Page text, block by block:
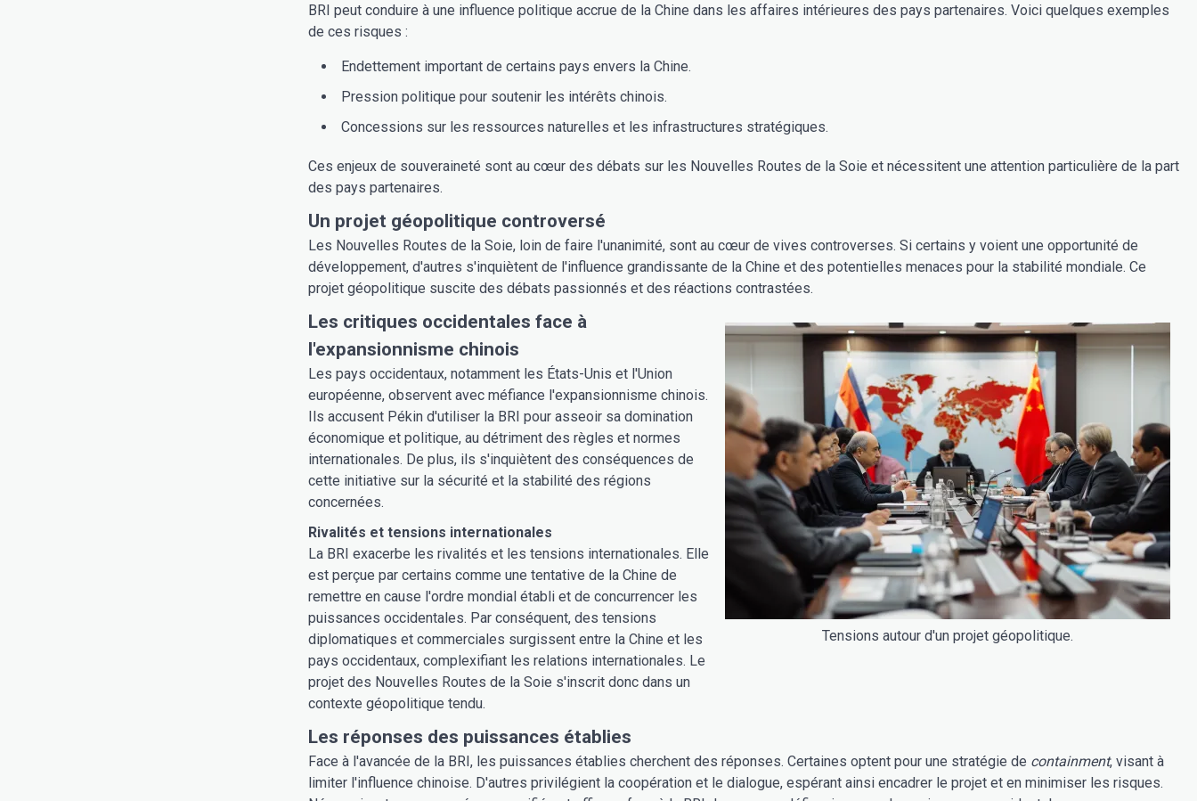
BRI peut conduire à une influence politique accrue de la Chine dans les affaires intérieures des pays partenaires. Voici quelques exemples
de ces risques :
Endettement important de certains pays envers la Chine.
Pression politique pour soutenir les intérêts chinois.
Concessions sur les ressources naturelles et les infrastructures stratégiques.
Ces enjeux de souveraineté sont au cœur des débats sur les Nouvelles Routes de la Soie et nécessitent une attention particulière de la part
des pays partenaires.
Un projet géopolitique controversé
Les Nouvelles Routes de la Soie, loin de faire l'unanimité, sont au cœur de vives controverses. Si certains y voient une opportunité de
développement, d'autres s'inquiètent de l'influence grandissante de la Chine et des potentielles menaces pour la stabilité mondiale. Ce
projet géopolitique suscite des débats passionnés et des réactions contrastées.
Tensions autour d'un projet géopolitique.
Les critiques occidentales face à
l'expansionnisme chinois
Les pays occidentaux, notamment les États-Unis et l'Union
européenne, observent avec méfiance l'expansionnisme chinois.
Ils accusent Pékin d'utiliser la BRI pour asseoir sa domination
économique et politique, au détriment des règles et normes
internationales. De plus, ils s'inquiètent des conséquences de
cette initiative sur la sécurité et la stabilité des régions
concernées.
Rivalités et tensions internationales
La BRI exacerbe les rivalités et les tensions internationales. Elle
est perçue par certains comme une tentative de la Chine de
remettre en cause l'ordre mondial établi et de concurrencer les
puissances occidentales. Par conséquent, des tensions
diplomatiques et commerciales surgissent entre la Chine et les
pays occidentaux, complexifiant les relations internationales. Le
projet des Nouvelles Routes de la Soie s'inscrit donc dans un
contexte géopolitique tendu.
Les réponses des puissances établies
Face à l'avancée de la BRI, les puissances établies cherchent des réponses. Certaines optent pour une stratégie de containment, visant à
limiter l'influence chinoise. D'autres privilégient la coopération et le dialogue, espérant ainsi encadrer le projet et en minimiser les risques.